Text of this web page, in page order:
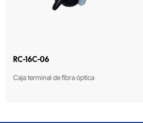
RC-16C-06
Caja terminal de fibra óptica